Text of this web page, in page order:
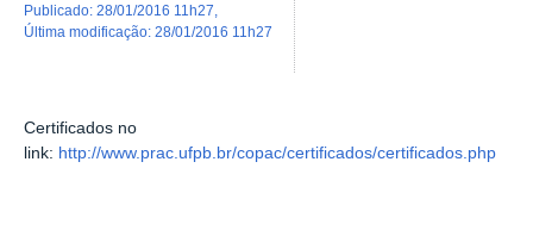
publicado: 28/01/2016 11h27
última modificação: 28/01/2016 11h27
Certificados no
link: http://www.prac.ufpb.br/copac/certificados/certificados.php